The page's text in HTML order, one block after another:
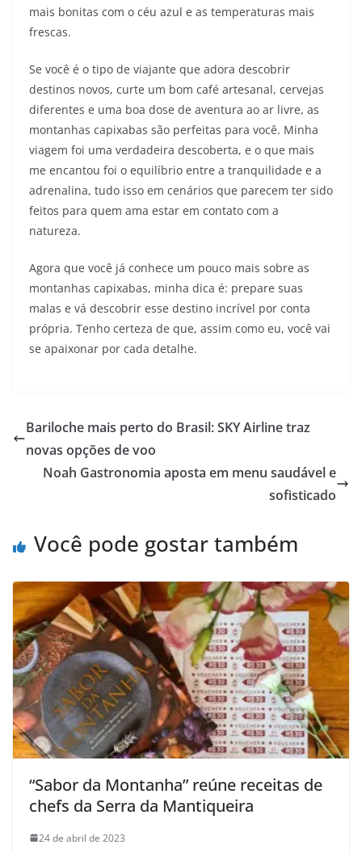
mais bonitas com o céu azul e as temperaturas mais
frescas.
Se você é o tipo de viajante que adora descobrir
destinos novos, curte um bom café artesanal, cervejas
diferentes e uma boa dose de aventura ao ar livre, as
montanhas capixabas são perfeitas para você. Minha
viagem foi uma verdadeira descoberta, e o que mais
me encantou foi o equilíbrio entre a tranquilidade e a
adrenalina, tudo isso em cenários que parecem ter sido
feitos para quem ama estar em contato com a
natureza.
Agora que você já conhece um pouco mais sobre as
montanhas capixabas, minha dica é: prepare suas
malas e vá descobrir esse destino incrível por conta
própria. Tenho certeza de que, assim como eu, você vai
se apaixonar por cada detalhe.
Bariloche mais perto do Brasil: SKY Airline traz
novas opções de voo
Noah Gastronomia aposta em menu saudável e
sofisticado
Você pode gostar também
“Sabor da Montanha” reúne receitas de
chefs da Serra da Mantiqueira
24 de abril de 2023